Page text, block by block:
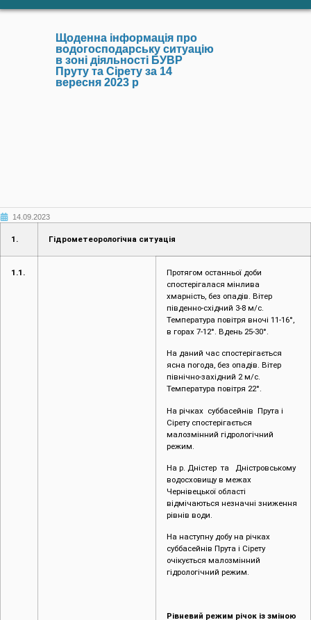
водогосподарську ситуацію
в зоні діяльності БУВР
Пруту та Сірету за 14
вересня 2023 р
1. Гідрометеорологічна ситуація
1.1.
Протягом останньої доби
спостерігалася мінлива
хмарність, без опадів. Вітер
південно-східний 3-8 м/с.
Температура повітря вночі 11-16°,
в горах 7-12°. Вдень 25-30°.
ясна погода, без опадів. Вітер
північно-західний 2 м/с.
Температура повітря 22°.
Сірету спостерігається
малозмінний гідрологічний
режим.
водосховищу в межах
Чернівецької області
відмічаються незначні зниження
рівнів води.
суббасейнів Прута і Сірету
очікується малозмінний
гідрологічний режим.
за добу, станом на 14 вересня